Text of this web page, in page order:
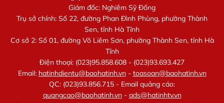
Giám đốc: Nghiêm Sỹ Đống
Trụ sở chính: Số 22, đường Phan Đình Phùng, phường Thành
Sen, tỉnh Hà Tĩnh
Cơ sở 2: Số 01, đường Võ Liêm Sơn, phường Thành Sen, tỉnh Hà
Tĩnh
Điện thoại: (023)95.858.608 - (023)93.693.427
Email: hatinhdientu@baohatinh.vn- toasoan@baohatinh.vn
QC: (023)93.856.715 - Email quảng cáo:
quangcao@baohatinh.vn- ads@hatinhtv.vn